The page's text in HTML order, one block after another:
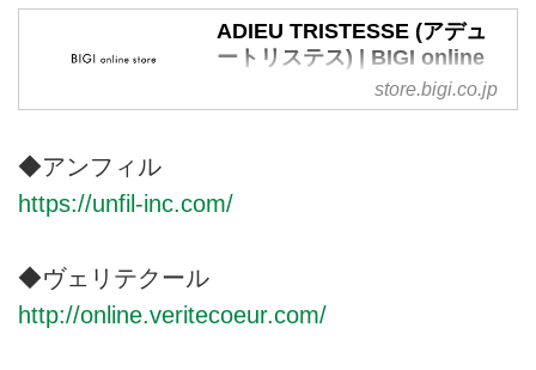
ADIEU TRISTESSE (アデュ
ートリステス) | BIGI online
store - ビギ オンラインスト
ア
デュートリステス）のTOPページ
store.bigi.co.jp
◆アンフィル
https://unfil-inc.com/
◆ヴェリテクール
http://online.veritecoeur.com/